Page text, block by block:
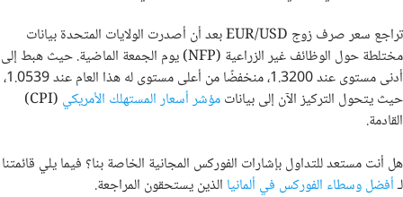
تراجع سعر صرف زوج EUR/USD بعد أن أصدرت الولايات المتحدة بيانات
مختلطة حول الوظائف غير الزراعية (NFP) يوم الجمعة الماضية. حيث هبط إلى
أدنى مستوى عند 1.3200، منخفضًا من أعلى مستوى له هذا العام عند 1.0539،
حيث يتحول التركيز الآن إلى بياناتمؤشر أسعار المستهلك الأمريكي
(CPI)
القادمة.
هل أنت مستعد للتداول بإشارات الفوركس المجانية الخاصة بنا؟ فيما يلي قائمتنا
لـأفضل وسطاء الفوركس في ألمانيا الذين يستحقون المراجعة.